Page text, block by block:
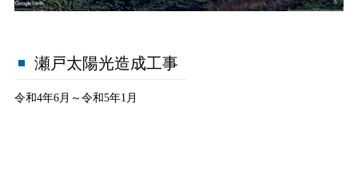
瀬戸太陽光造成工事
令和4年6月～令和5年1月